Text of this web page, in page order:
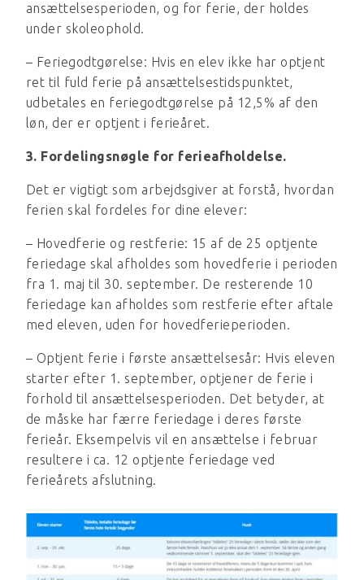
ansættelsesperioden, og for ferie, der holdes
under skoleophold.
– Feriegodtgørelse: Hvis en elev ikke har optjent
ret til fuld ferie på ansættelsestidspunktet,
udbetales en feriegodtgørelse på 12,5% af den
løn, der er optjent i ferieåret.
3. Fordelingsnøgle for ferieafholdelse.
Det er vigtigt som arbejdsgiver at forstå, hvordan
ferien skal fordeles for dine elever:
– Hovedferie og restferie: 15 af de 25 optjente
feriedage skal afholdes som hovedferie i perioden
fra 1. maj til 30. september. De resterende 10
feriedage kan afholdes som restferie efter aftale
med eleven, uden for hovedferieperioden.
– Optjent ferie i første ansættelsesår: Hvis eleven
starter efter 1. september, optjener de ferie i
forhold til ansættelsesperioden. Det betyder, at
de måske har færre feriedage i deres første
ferieår. Eksempelvis vil en ansættelse i februar
resultere i ca. 12 optjente feriedage ved
ferieårets afslutning.